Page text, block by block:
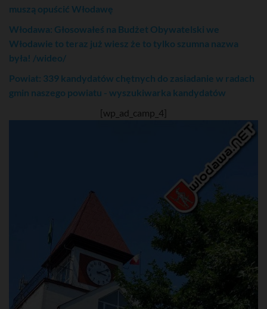
muszą opuścić Włodawę
Włodawa: Głosowałeś na Budżet Obywatelski we
Włodawie to teraz już wiesz że to tylko szumna nazwa
była! /wideo/
Powiat: 339 kandydatów chętnych do zasiadanie w radach
gmin naszego powiatu - wyszukiwarka kandydatów
[wp_ad_camp_4]